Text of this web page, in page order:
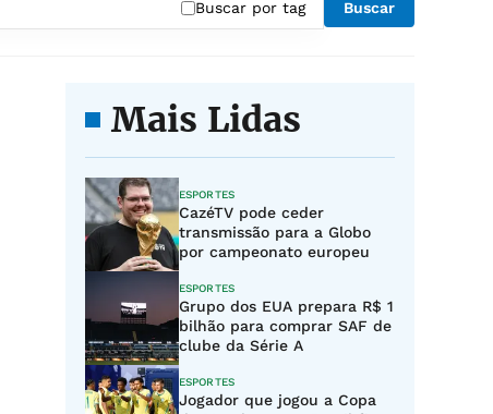
Buscar por tag Buscar
Mais Lidas
ESPORTES
CazéTV pode ceder
transmissão para a Globo
por campeonato europeu
ESPORTES
Grupo dos EUA prepara R$ 1
bilhão para comprar SAF de
clube da Série A
ESPORTES
Jogador que jogou a Copa